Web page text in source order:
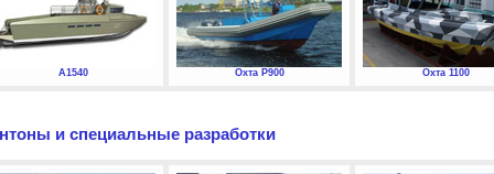
А1540 Охта P900 Охта 1100
и специальные разработки